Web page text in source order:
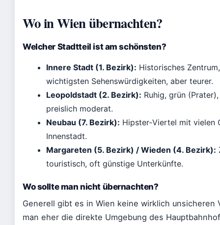
Wo in Wien übernachten?
Welcher Stadtteil ist am schönsten?
Innere Stadt (1. Bezirk): Historisches
wichtigsten Sehenswürdigkeiten, aber teurer.
Leopoldstadt (2. Bezirk): Ruhig, grün
preislich moderat.
Neubau (7. Bezirk): Hipster‑Viertel mit vielen
Innenstadt.
Margareten (5. Bezirk) / Wieden (4. Bezirk):
touristisch, oft günstige Unterkünfte.
Wo sollte man nicht übernachten?
Generell gibt es in Wien keine wirklich
man eher die direkte Umgebung des